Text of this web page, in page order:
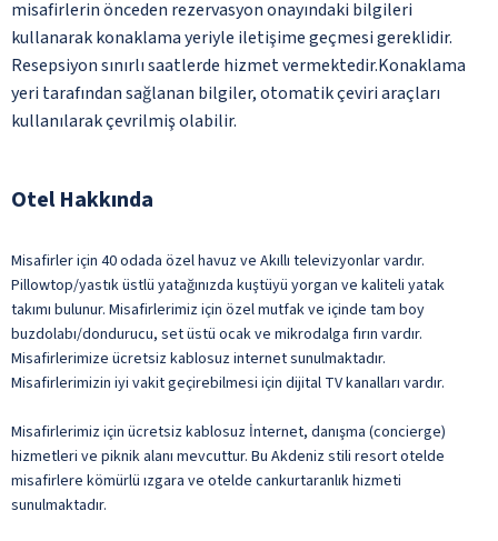
misafirlerin önceden rezervasyon onayındaki bilgileri
kullanarak konaklama yeriyle iletişime geçmesi gereklidir.
Resepsiyon sınırlı saatlerde hizmet vermektedir.Konaklama
yeri tarafından sağlanan bilgiler, otomatik çeviri araçları
kullanılarak çevrilmiş olabilir.
Otel Hakkında
Misafirler için 40 odada özel havuz ve Akıllı televizyonlar vardır.
Pillowtop/yastık üstlü yatağınızda kuştüyü yorgan ve kaliteli yatak
takımı bulunur. Misafirlerimiz için özel mutfak ve içinde tam boy
buzdolabı/dondurucu, set üstü ocak ve mikrodalga fırın vardır.
Misafirlerimize ücretsiz kablosuz internet sunulmaktadır.
Misafirlerimizin iyi vakit geçirebilmesi için dijital TV kanalları vardır.
Misafirlerimiz için ücretsiz kablosuz İnternet, danışma (concierge)
hizmetleri ve piknik alanı mevcuttur. Bu Akdeniz stili resort otelde
misafirlere kömürlü ızgara ve otelde cankurtaranlık hizmeti
sunulmaktadır.